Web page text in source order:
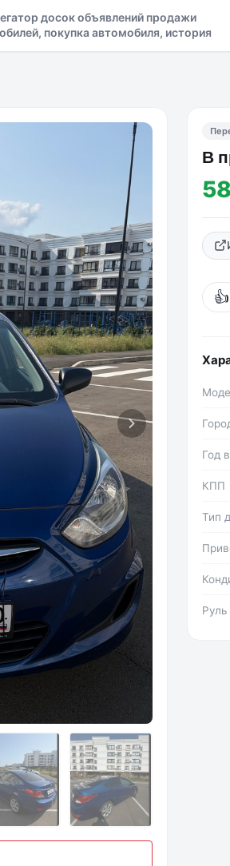
досок объявлений продажи
покупка автомобиля, история
авто в ДНР и ЛНР
В
👍
Год
КПП
Тип
Руль